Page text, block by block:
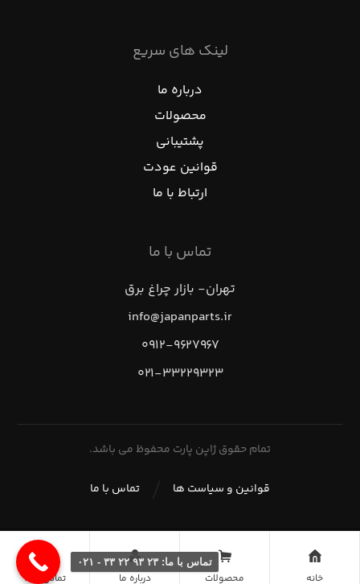
لینک های سریع
درباره ما
محصولات
پشتیبانی
قوانین عودت
ارتباط با ما
تماس با ما
تهران- بازار چراغ برق
info@japanparts.ir
۰۹۱۲-۹۶۲۷۹۶۷
۰۲۱-۳۳۲۲۹۳۲۳
تمام حقوق ژاپن پارت محفوظ می باشد.
تماس با ما قوانین و سیاست ها
خانه محصولات درباره ما تماس با ما
تماس با ما: ۲۳ ۹۳ ۲۲ ۳۳ - ۰۲۱